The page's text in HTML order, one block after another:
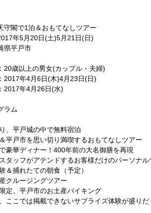
守閣で1泊＆おもてなしツアー
年5月20日(土)5月21日(日)
県平戸市
20歳以上の男女(カップル・夫婦)
2017年4月6日(木)4月23日(日)
2017年4月26日(水)
ラム
、平戸城の中で無料宿泊
平戸市を思い切り満喫するおもてなしツアー
豪華ディナー！400年前の大名御膳を再現
タッフがアテンドするお客様だけのパーソナル
＆捕れたての朝食（予定）
クルージングツアー
定、平戸市のお土産バイキング
ここでは掲載できないサプライズ体験が盛りだ